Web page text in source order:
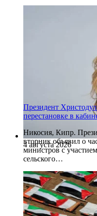
4 августа 2026
Президент
перестановке в
Никосия, Кипр.
вторник объявил о
министров с
сельского…